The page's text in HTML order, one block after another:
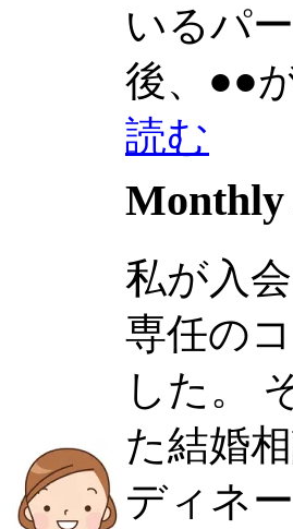
いるパ
後、●●
読む
Monthly
私が入
専任の
した。
た結婚
ディネ